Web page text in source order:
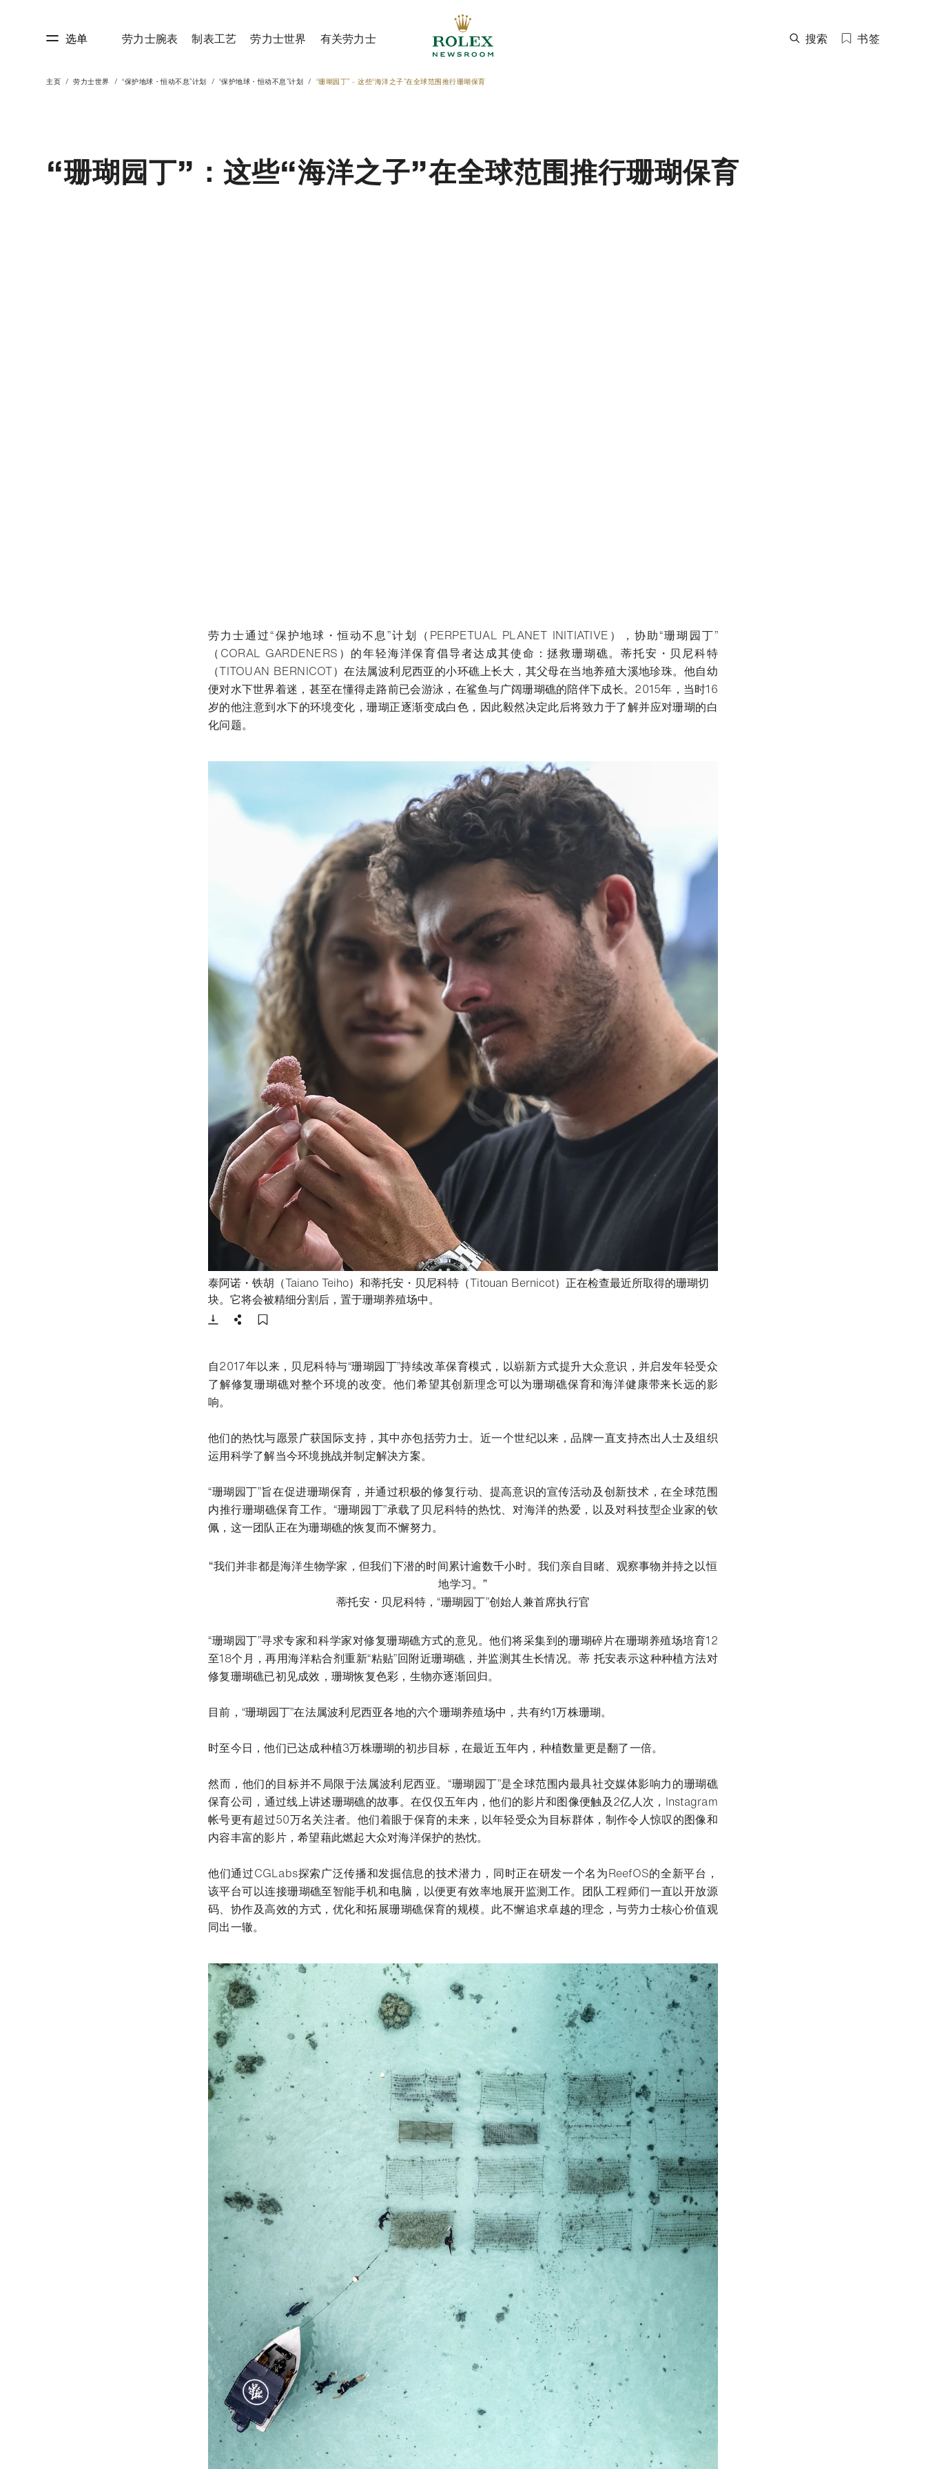
选单 劳力士腕表 制表工艺 劳力士世界 有关劳力士 搜索 书签
主页 劳力士世界 “保护地球・恒动不息”计划 “保护地球・恒动不息”计划 “珊瑚园丁” - 这些“海洋之子”在全球范围推行珊瑚保育
“珊瑚园丁”：这些“海洋之子”在全球范围推行珊瑚保育
劳力士通过“保护地球・恒动不息”计划（PERPETUAL PLANET INITIATIVE），协助“珊瑚园丁”
（CORAL GARDENERS）的年轻海洋保育倡导者达成其使命：拯救珊瑚礁。蒂托安・贝尼科特
（TITOUAN BERNICOT）在法属波利尼西亚的小环礁上长大，其父母在当地养殖大溪地珍珠。他自幼
便对水下世界着迷，甚至在懂得走路前已会游泳，在鲨鱼与广阔珊瑚礁的陪伴下成长。2015年，当时16
岁的他注意到水下的环境变化，珊瑚正逐渐变成白色，因此毅然决定此后将致力于了解并应对珊瑚的白
化问题。
泰阿诺・铁胡（Taiano Teiho）和蒂托安・贝尼科特（Titouan Bernicot）正在检查最近所取得的珊瑚切
块。它将会被精细分割后，置于珊瑚养殖场中。
下载
分享
自2017年以来，贝尼科特与“珊瑚园丁”持续改革保育模式，以崭新方式提升大众意识，并启发年轻受众
了解修复珊瑚礁对整个环境的改变。他们希望其创新理念可以为珊瑚礁保育和海洋健康带来长远的影
响。
他们的热忱与愿景广获国际支持，其中亦包括劳力士。近一个世纪以来，品牌一直支持杰出人士及组织
运用科学了解当今环境挑战并制定解决方案。
“珊瑚园丁”旨在促进珊瑚保育，并通过积极的修复行动、提高意识的宣传活动及创新技术，在全球范围
内推行珊瑚礁保育工作。“珊瑚园丁”承载了贝尼科特的热忱、对海洋的热爱，以及对科技型企业家的钦
佩，这一团队正在为珊瑚礁的恢复而不懈努力。
“我们并非都是海洋生物学家，但我们下潜的时间累计逾数千小时。我们亲自目睹、观察事物并持之以恒
地学习。”
蒂托安・贝尼科特，“珊瑚园丁”创始人兼首席执行官
“珊瑚园丁”寻求专家和科学家对修复珊瑚礁方式的意见。他们将采集到的珊瑚碎片在珊瑚养殖场培育12
至18个月，再用海洋粘合剂重新“粘贴”回附近珊瑚礁，并监测其生长情况。蒂 托安表示这种种植方法对
修复珊瑚礁已初见成效，珊瑚恢复色彩，生物亦逐渐回归。
目前，“珊瑚园丁”在法属波利尼西亚各地的六个珊瑚养殖场中，共有约1万株珊瑚。
时至今日，他们已达成种植3万株珊瑚的初步目标，在最近五年内，种植数量更是翻了一倍。
然而，他们的目标并不局限于法属波利尼西亚。“珊瑚园丁”是全球范围内最具社交媒体影响力的珊瑚礁
保育公司，通过线上讲述珊瑚礁的故事。在仅仅五年内，他们的影片和图像便触及2亿人次，Instagram
帐号更有超过50万名关注者。他们着眼于保育的未来，以年轻受众为目标群体，制作令人惊叹的图像和
内容丰富的影片，希望藉此燃起大众对海洋保护的热忱。
他们通过CGLabs探索广泛传播和发掘信息的技术潜力，同时正在研发一个名为ReefOS的全新平台，
该平台可以连接珊瑚礁至智能手机和电脑，以便更有效率地展开监测工作。团队工程师们一直以开放源
码、协作及高效的方式，优化和拓展珊瑚礁保育的规模。此不懈追求卓越的理念，与劳力士核心价值观
同出一辙。